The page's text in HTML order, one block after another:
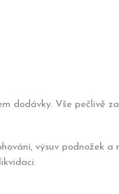
dodávky. Vše pečlivě
výsuv podnožek a